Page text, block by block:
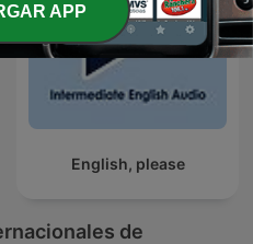
English, please
de
APP